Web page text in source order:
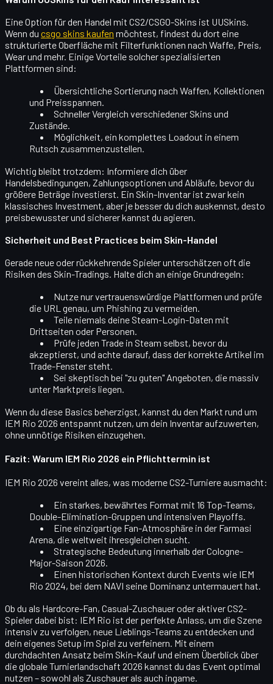
Eine Option für den Handel mit CS2/CSGO-Skins ist UUSkins.
Wenn du csgo skins kaufen möchtest, findest du dort eine
strukturierte Oberfläche mit Filterfunktionen nach Waffe, Preis,
Wear und mehr. Einige Vorteile solcher spezialisierten
Plattformen sind:
Übersichtliche Sortierung nach Waffen, Kollektionen
und Preisspannen.
Schneller Vergleich verschiedener Skins und
Zustände.
Möglichkeit, ein komplettes Loadout in einem
Rutsch zusammenzustellen.
Wichtig bleibt trotzdem: Informiere dich über
Handelsbedingungen, Zahlungsoptionen und Abläufe, bevor du
größere Beträge investierst. Ein Skin-Inventar ist zwar kein
klassisches Investment, aber je besser du dich auskennst, desto
preisbewusster und sichererkannst du agieren.
Sicherheit und Best Practices beim Skin-Handel
Gerade neue oder rückkehrende Spieler unterschätzen oft die
Risiken des Skin-Tradings. Halte dich an einige Grundregeln:
Nutze nurvertrauenswürdige Plattformen und prüfe
die URL genau, um Phishing zu vermeiden.
Teile niemals deine Steam-Login-Daten mit
Drittseiten oder Personen.
Prüfe jeden Trade in Steam selbst, bevor du
akzeptierst, und achte darauf, dass der korrekte Artikel im
Trade-Fenster steht.
Sei skeptisch bei "zu guten" Angeboten, die massiv
unter Marktpreis liegen.
Wenn du diese Basics beherzigst, kannst du den Markt rund um
IEM Rio 2026 entspannt nutzen, um dein Inventar aufzuwerten,
ohne unnötige Risiken einzugehen.
Fazit: Warum IEM Rio 2026 ein Pflichttermin ist
IEM Rio 2026 vereint alles, was moderne CS2-Turniere ausmacht:
Ein starkes, bewährtes Format mit 16 Top-Teams,
Double-Elimination-Gruppen und intensiven Playoffs.
Eineeinzigartige Fan-Atmosphäre in der Farmasi
Arena, die weltweit ihresgleichen sucht.
Strategische Bedeutung innerhalb der Cologne-
Major-Saison 2026.
Einen historischen Kontext durch Events wie IEM
Rio 2024, bei dem NAVI seine Dominanz untermauert hat.
Ob du als Hardcore-Fan, Casual-Zuschauer oder aktiver CS2-
Spieler dabei bist: IEM Rio ist der perfekte Anlass, um die Szene
intensiv zu verfolgen, neue Lieblings-Teams zu entdecken und
dein eigenes Setup im Spiel zu verfeinern. Mit einem
durchdachten Ansatz beim Skin-Kauf und einem Überblick über
die globale Turnierlandschaft 2026 kannst du das Event optimal
nutzen – sowohl als Zuschauer als auch ingame.